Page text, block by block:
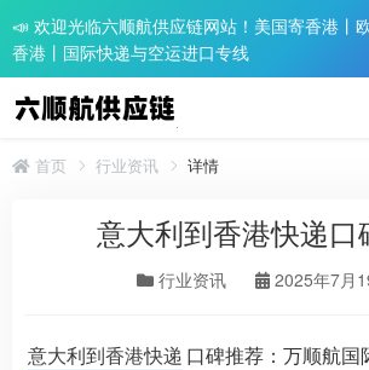
📣 欢迎光临六顺航供应链网站！美国寄香港丨
香港丨国际快递与空运进口专线
首页 行业资讯 详情
意大利到香港快递口
行业资讯 2025年7月
意大利到香港快递 口碑推荐：万顺航